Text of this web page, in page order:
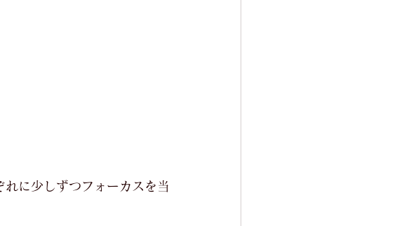
に少しずつフォーカスを当